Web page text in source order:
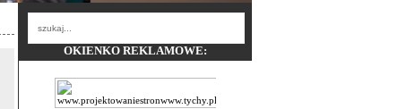
OKIENKO REKLAMOWE: